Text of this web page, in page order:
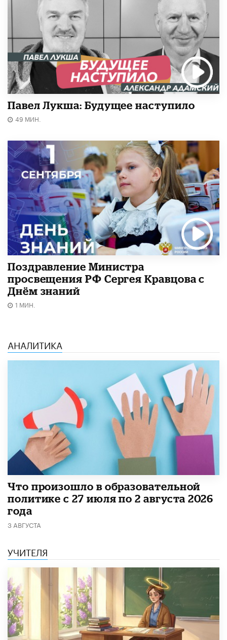
Павел Лукша: Будущее наступило
49 МИН.
Поздравление Министра
просвещения РФ Сергея Кравцова с
Днём знаний
1 МИН.
АНАЛИТИКА
​Что произошло в образовательной
политике с 27 июля по 2 августа 2026
года
3 АВГУСТА
УЧИТЕЛЯ